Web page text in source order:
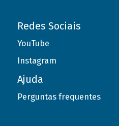
Redes Sociais
YouTube
Instagram
Ajuda
Perguntas frequentes